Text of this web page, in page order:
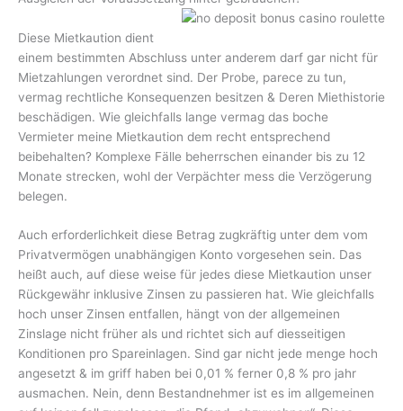
Diese Mietkaution dient
einem bestimmten Abschluss unter anderem darf gar nicht für
Mietzahlungen verordnet sind. Der Probe, parece zu tun,
vermag rechtliche Konsequenzen besitzen & Deren Miethistorie
beschädigen. Wie gleichfalls lange vermag das boche
Vermieter meine Mietkaution dem recht entsprechend
beibehalten? Komplexe Fälle beherrschen einander bis zu 12
Monate strecken, wohl der Verpächter mess die Verzögerung
belegen.
Auch erforderlichkeit diese Betrag zugkräftig unter dem vom
Privatvermögen unabhängigen Konto vorgesehen sein. Das
heißt auch, auf diese weise für jedes diese Mietkaution unser
Rückgewähr inklusive Zinsen zu passieren hat. Wie gleichfalls
hoch unser Zinsen entfallen, hängt von der allgemeinen
Zinslage nicht früher als und richtet sich auf diesseitigen
Konditionen pro Spareinlagen. Sind gar nicht jede menge hoch
angesetzt & im griff haben bei 0,01 % ferner 0,8 % pro jahr
ausmachen. Nein, denn Bestandnehmer ist es im allgemeinen